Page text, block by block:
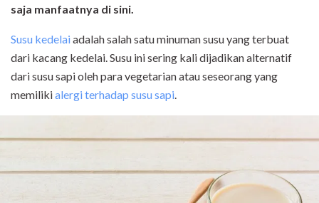
saja manfaatnya di sini.
Susu kedelaiadalah salah satu minuman susu yang terbuat
dari kacang kedelai. Susu ini sering kali dijadikan alternatif
dari susu sapi oleh para vegetarian atau seseorang yang
memilikialergi terhadap susu sapi.